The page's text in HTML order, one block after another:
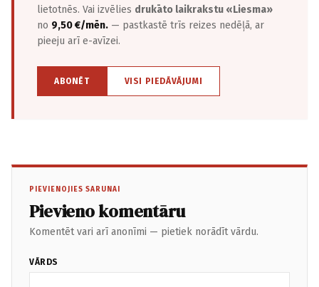
lietotnēs. Vai izvēlies drukāto laikrakstu «Liesma»
no 9,50 €/mēn. — pastkastē trīs reizes nedēļā, ar
pieeju arī e-avīzei.
ABONĒT VISI PIEDĀVĀJUMI
PIEVIENOJIES SARUNAI
Pievieno komentāru
Komentēt vari arī anonīmi — pietiek norādīt vārdu.
VĀRDS